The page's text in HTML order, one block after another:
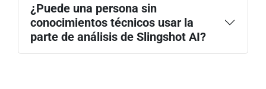
¿Puede una persona sin
conocimientos técnicos usar la
parte de análisis de Slingshot AI?